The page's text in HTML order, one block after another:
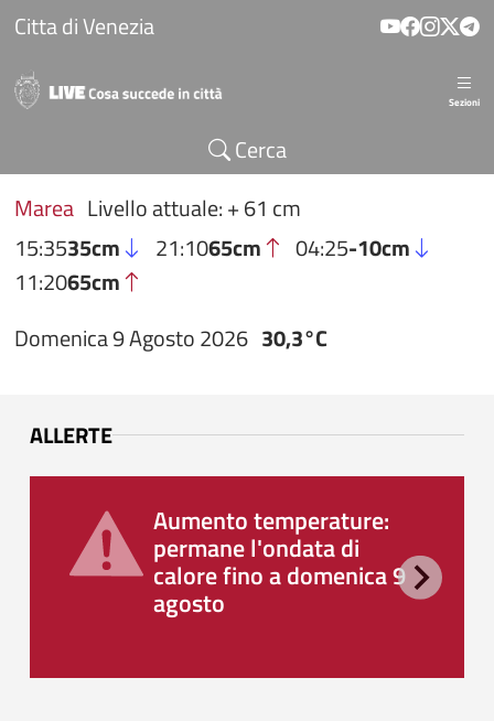
Salta al contenuto principale
Citta di Venezia
Sezioni
Cerca
Marea Livello attuale: + 61 cm
15:3535cm 21:1065cm 04:25-10cm
11:2065cm
Domenica 9 Agosto 2026 30,3°C
ALLERTE
Aumento temperature:
permane l'ondata di
calore fino a domenica 9
agosto